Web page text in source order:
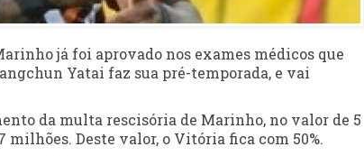
já foi aprovado nos exames médicos que
Yatai faz sua pré-temporada, e vai
da multa rescisória de Marinho, no valor de 5
Deste valor, o Vitória fica com 50%.